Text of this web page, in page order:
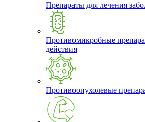
Препараты для лечения
Противомикробные
действия
Противоопухолевые